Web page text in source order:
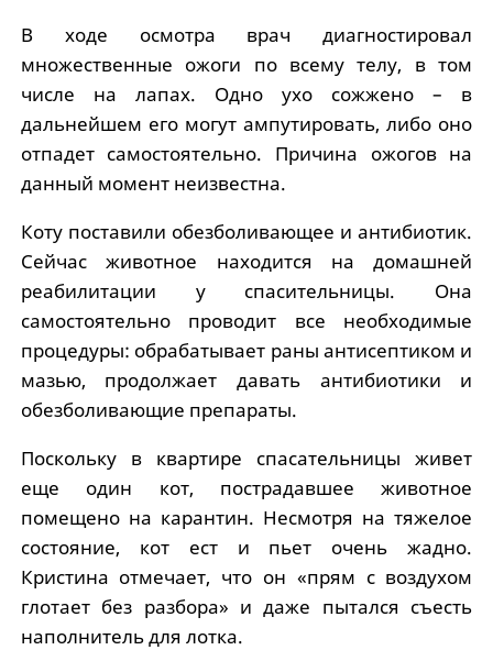
В ходе осмотра врач диагностировал
множественные ожоги по всему телу, в том
числе на лапах. Одно ухо сожжено – в
дальнейшем его могут ампутировать, либо оно
отпадет самостоятельно. Причина ожогов на
данный момент неизвестна.
Коту поставили обезболивающее и антибиотик.
Сейчас животное находится на домашней
реабилитации у спасительницы. Она
самостоятельно проводит все необходимые
процедуры: обрабатывает раны антисептиком и
мазью, продолжает давать антибиотики и
обезболивающие препараты.
Поскольку в квартире спасательницы живет
еще один кот, пострадавшее животное
помещено на карантин. Несмотря на тяжелое
состояние, кот ест и пьет очень жадно.
Кристина отмечает, что он «прям с воздухом
глотает без разбора» и даже пытался съесть
наполнитель для лотка.